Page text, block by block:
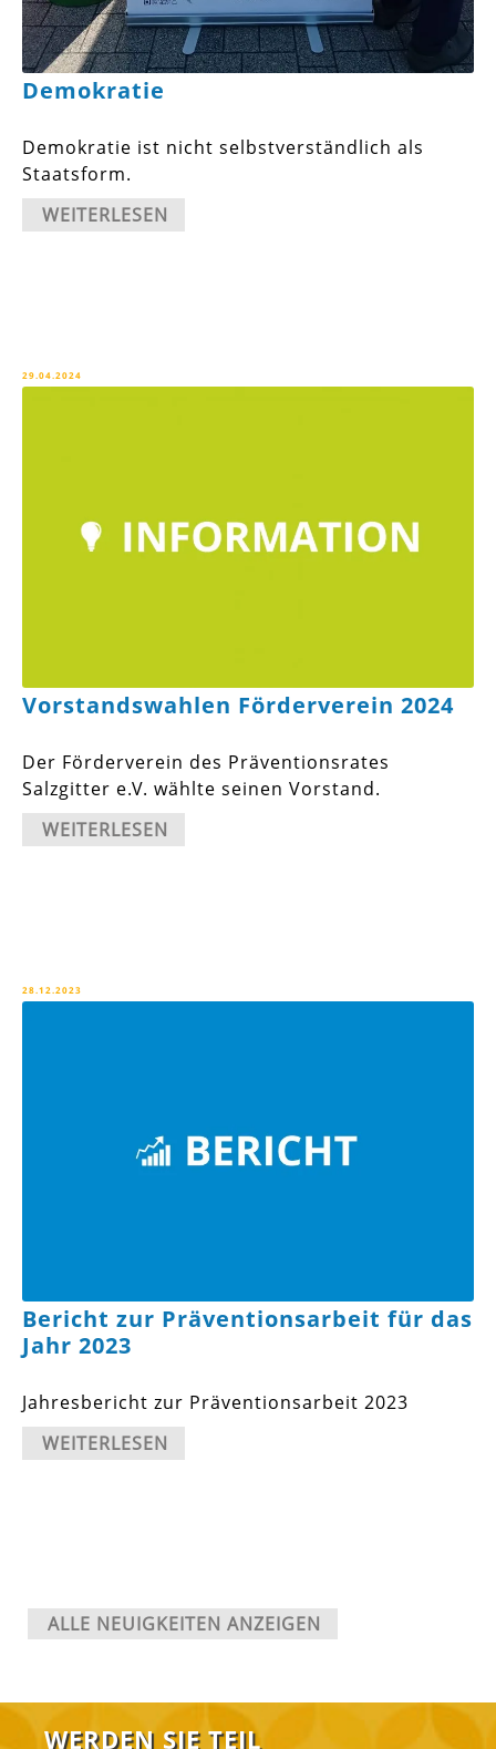
Demokratie
Demokratie ist nicht selbstverständlich als
Staatsform.
WEITERLESEN
29.04.2024
Vorstandswahlen Förderverein 2024
Der Förderverein des Präventionsrates
Salzgitter e.V. wählte seinen Vorstand.
WEITERLESEN
28.12.2023
Bericht zur Präventionsarbeit für das
Jahr 2023
Jahresbericht zur Präventionsarbeit 2023
WEITERLESEN
ALLE NEUIGKEITEN ANZEIGEN
WERDEN SIE TEIL